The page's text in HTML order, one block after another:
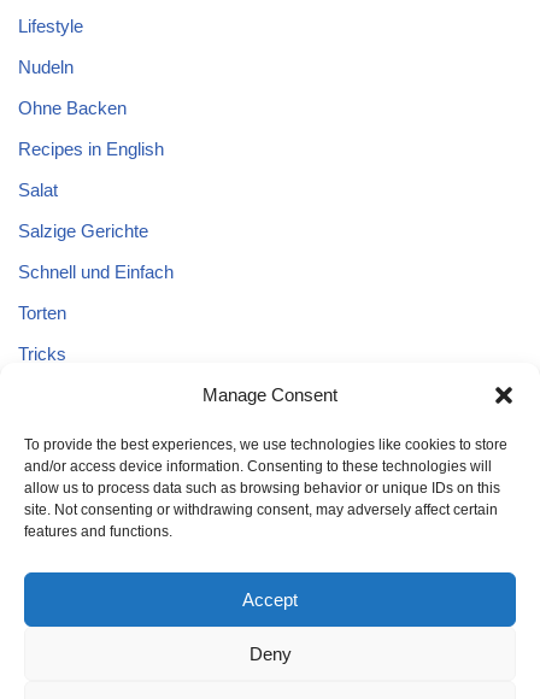
Manage Consent
To provide the best experiences, we use technologies like cookies to store
and/or access device information. Consenting to these technologies will
allow us to process data such as browsing behavior or unique IDs on this
site. Not consenting or withdrawing consent, may adversely affect certain
features and functions.
Accept
Deny
Lifestyle
Nudeln
Ohne Backen
Recipes in English
Salat
Salzige Gerichte
Schnell und Einfach
Torten
Tricks
Uncategorized
Vegane Kuchen
Schnell und Einfach